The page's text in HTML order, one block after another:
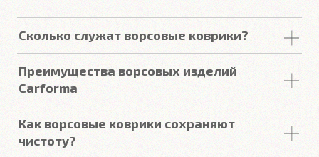
Сколько служат ворсовые коврики?
составляет от 2 до 5лет. У некоторых наших
клиентовони прослужили более 10
увеличивающие срокслужбы.
Преимущества ворсовых изделий
Carforma
получить такие качества как:
Как ворсовые коврики сохраняют
чистоту?